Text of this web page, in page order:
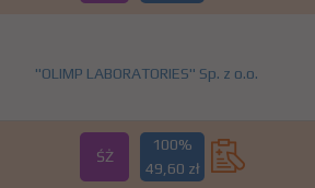
"OLIMP LABORATORIES" Sp. z o.o.
ŚŻ
100%
49,60 zł